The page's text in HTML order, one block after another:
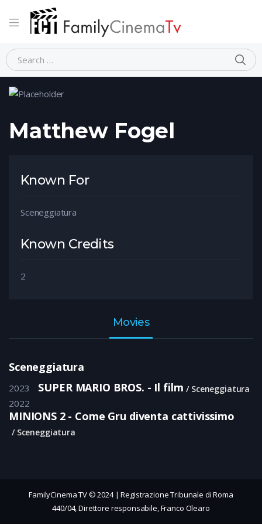
Home Person Matthew Fogel
Matthew Fogel
Known For
Sceneggiatura
Known Credits
2
Movies
Sceneggiatura
2023 SUPER MARIO BROS. - Il film Sceneggiatura
2022
MINIONS 2 - Come Gru diventa cattivissimo
Sceneggiatura
FamilyCinema TV © 2024 | Registrazione Tribunale di Roma
440/04, Direttore responsabile, Franco Olearo